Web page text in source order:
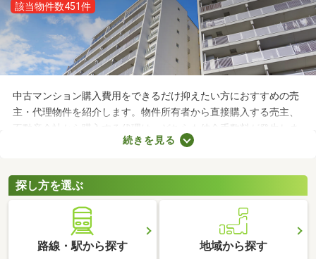
該当物件数451件
中古マンション購入費用をできるだけ抑えたい方におすすめの売
主・代理物件を紹介します。物件所有者から直接購入する売主、
不動産会社から購入する代理は、どちらも仲介手数料が発生しま
せん。物件価格×3.3～5.5％で決まる仲介手数料は、場合によって
をチェックしてみてくださいね。
続きを見る
探し方を選ぶ
路線・駅から探す 地域から探す